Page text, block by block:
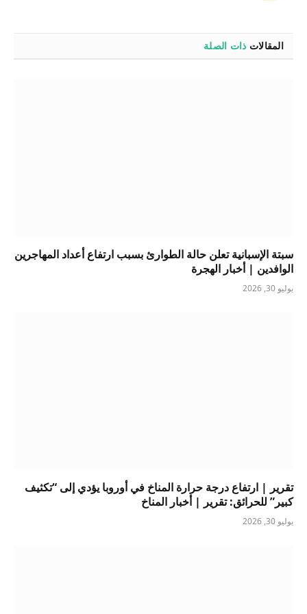
المقالات ذات الصلة
سبتة الإسبانية تعلن حالة الطوارئ بسبب ارتفاع أعداد المهاجرين
الوافدين | أخبار الهجرة
يوليو 30, 2026
تقرير | ارتفاع درجة حرارة المناخ في أوروبا يؤدي إلى “تكثيف
كبير” للحرائق: تقرير | أخبار المناخ
يوليو 30, 2026